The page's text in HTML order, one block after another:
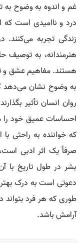
غم و اندوه به وضوح به
درد و ناامیدی است
زندگی تجربه می‌کنند.
هنرمندانه، به توصیف
هستند. مفاهیم عشق و
به وضوح نشان می‌دهد
روان انسان تأثیر
احساسات عمیق خود را
که خواننده به راحتی
صرفاً یک اثر ادبی
بشر در طول تاریخ با
دعوتی است به درک
طوری که هر فرد بتواند
آرامش باشد.